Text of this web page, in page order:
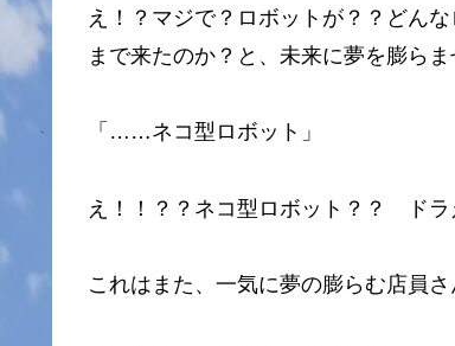
え！？マジで？ロボットが？？どん
まで来たのか？と、未来に夢を膨ら
「……ネコ型ロボット」
え！！？？ネコ型ロボット？？ ドラ
これはまた、一気に夢の膨らむ店員